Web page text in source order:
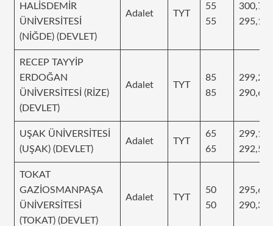
HALİSDEMİR
ÜNİVERSİTESİ
(NİĞDE) (DEVLET)
Adalet TYT
55
55
RECEP TAYYİP
ERDOĞAN
ÜNİVERSİTESİ (RİZE)
(DEVLET)
Adalet TYT
85
85
UŞAK ÜNİVERSİTESİ
(UŞAK) (DEVLET)
Adalet TYT
65
65
TOKAT
GAZİOSMANPAŞA
ÜNİVERSİTESİ
(TOKAT) (DEVLET)
Adalet TYT
50
50